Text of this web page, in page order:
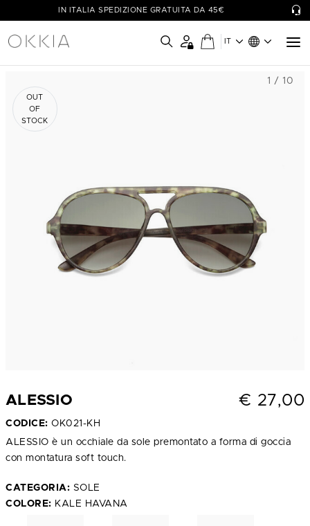
IN ITALIA SPEDIZIONE GRATUITA DA 45€
IT
OUT
OF
STOCK
1 / 10
ALESSIO € 27,00
CODICE: OK021-KH
ALESSIO è un occhiale da sole premontato a forma di goccia
con montatura soft touch.
CATEGORIA: SOLE
COLORE: KALE HAVANA